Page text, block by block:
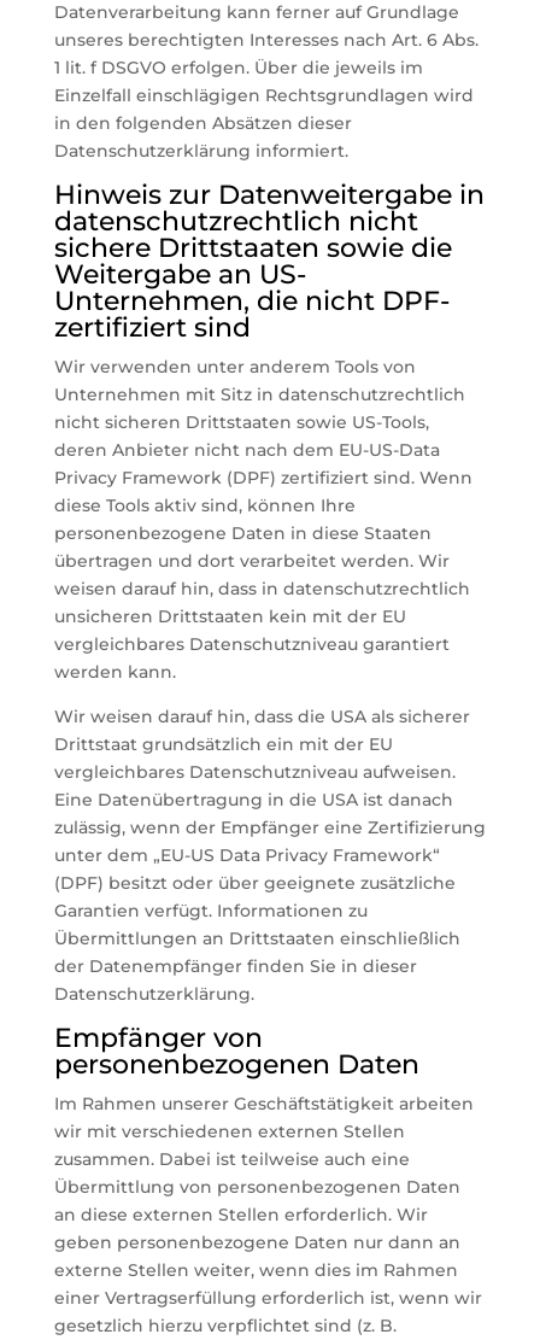
Datenverarbeitung kann ferner auf Grundlage
unseres berechtigten Interesses nach Art. 6 Abs.
1 lit. f DSGVO erfolgen. Über die jeweils im
Einzelfall einschlägigen Rechtsgrundlagen wird
in den folgenden Absätzen dieser
Datenschutzerklärung informiert.
Hinweis zur Datenweitergabe in
datenschutzrechtlich nicht
sichere Drittstaaten sowie die
Weitergabe an US-
Unternehmen, die nicht DPF-
zertifiziert sind
Wir verwenden unter anderem Tools von
Unternehmen mit Sitz in datenschutzrechtlich
nicht sicheren Drittstaaten sowie US-Tools,
deren Anbieter nicht nach dem EU-US-Data
Privacy Framework (DPF) zertifiziert sind. Wenn
diese Tools aktiv sind, können Ihre
personenbezogene Daten in diese Staaten
übertragen und dort verarbeitet werden. Wir
weisen darauf hin, dass in datenschutzrechtlich
unsicheren Drittstaaten kein mit der EU
vergleichbares Datenschutzniveau garantiert
werden kann.
Wir weisen darauf hin, dass die USA als sicherer
Drittstaat grundsätzlich ein mit der EU
vergleichbares Datenschutzniveau aufweisen.
Eine Datenübertragung in die USA ist danach
zulässig, wenn der Empfänger eine Zertifizierung
unter dem „EU-US Data Privacy Framework“
(DPF) besitzt oder über geeignete zusätzliche
Garantien verfügt. Informationen zu
Übermittlungen an Drittstaaten einschließlich
der Datenempfänger finden Sie in dieser
Datenschutzerklärung.
Empfänger von
personenbezogenen Daten
Im Rahmen unserer Geschäftstätigkeit arbeiten
wir mit verschiedenen externen Stellen
zusammen. Dabei ist teilweise auch eine
Übermittlung von personenbezogenen Daten
an diese externen Stellen erforderlich. Wir
geben personenbezogene Daten nur dann an
externe Stellen weiter, wenn dies im Rahmen
einer Vertragserfüllung erforderlich ist, wenn wir
gesetzlich hierzu verpflichtet sind (z. B.